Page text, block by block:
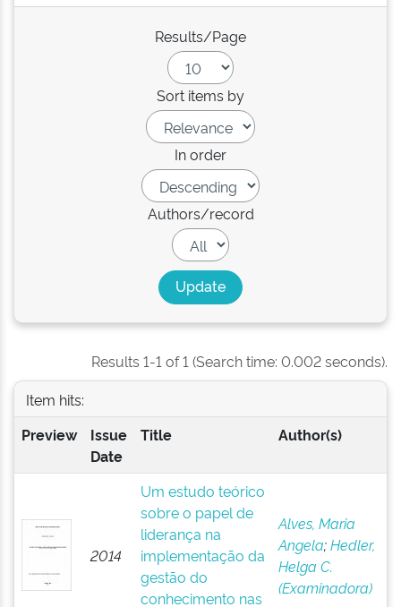
Results/Page
Sort items by
In order
Authors/record
Results 1-1 of 1 (Search time: 0.002 seconds).
Item hits:
Preview
Issue
Date
Title Author(s)
2014
Um estudo teórico
sobre o papel de
liderança na
implementação da
gestão do
conhecimento nas
Alves, Maria
Angela;Hedler,
Helga C.
(Examinadora)